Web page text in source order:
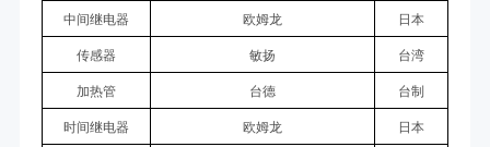
中间继电器
欧姆龙
日本
传感器
敏扬
台湾
加热管
台德
台制
时间继电器
欧姆龙
日本